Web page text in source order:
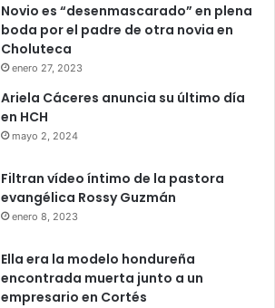
Novio es “desenmascarado” en plena
boda por el padre de otra novia en
Choluteca
enero 27, 2023
Ariela Cáceres anuncia su último día
en HCH
mayo 2, 2024
Filtran vídeo íntimo de la pastora
evangélica Rossy Guzmán
enero 8, 2023
Ella era la modelo hondureña
encontrada muerta junto a un
empresario en Cortés